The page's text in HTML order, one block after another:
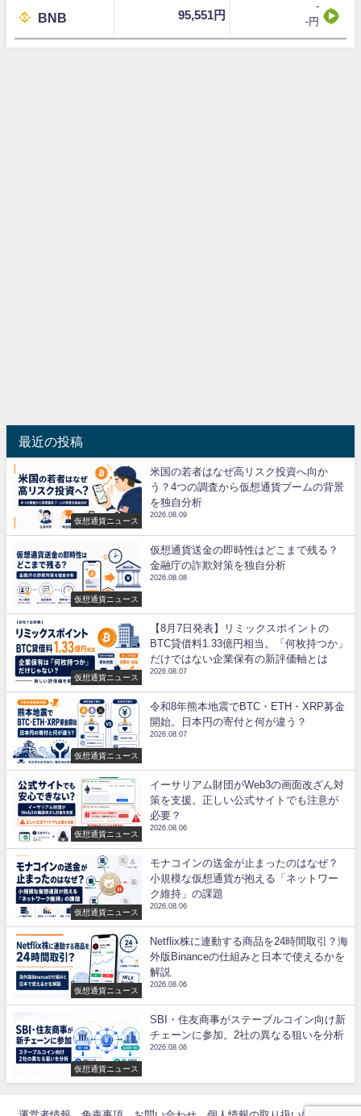
BNB 95,551円
-
-円
最近の投稿
仮想通貨ニュース
米国の若者はなぜ高リスク投資へ向か
う？4つの調査から仮想通貨ブームの背景
を独自分析
2026.08.09
仮想通貨ニュース
仮想通貨送金の即時性はどこまで残る？
金融庁の詐欺対策を独自分析
2026.08.08
仮想通貨ニュース
【8月7日発表】リミックスポイントの
BTC貸借料1.33億円相当。「何枚持つか」
だけではない企業保有の新評価軸とは
2026.08.07
仮想通貨ニュース
令和8年熊本地震でBTC・ETH・XRP募金
開始。日本円の寄付と何が違う？
2026.08.07
仮想通貨ニュース
イーサリアム財団がWeb3の画面改ざん対
策を支援。正しい公式サイトでも注意が
必要？
2026.08.06
仮想通貨ニュース
モナコインの送金が止まったのはなぜ？
小規模な仮想通貨が抱える「ネットワー
ク維持」の課題
2026.08.06
仮想通貨ニュース
Netflix株に連動する商品を24時間取引？海
外版Binanceの仕組みと日本で使えるかを
解説
2026.08.06
仮想通貨ニュース
SBI・住友商事がステーブルコイン向け新
チェーンに参加。2社の異なる狙いを分析
2026.08.06